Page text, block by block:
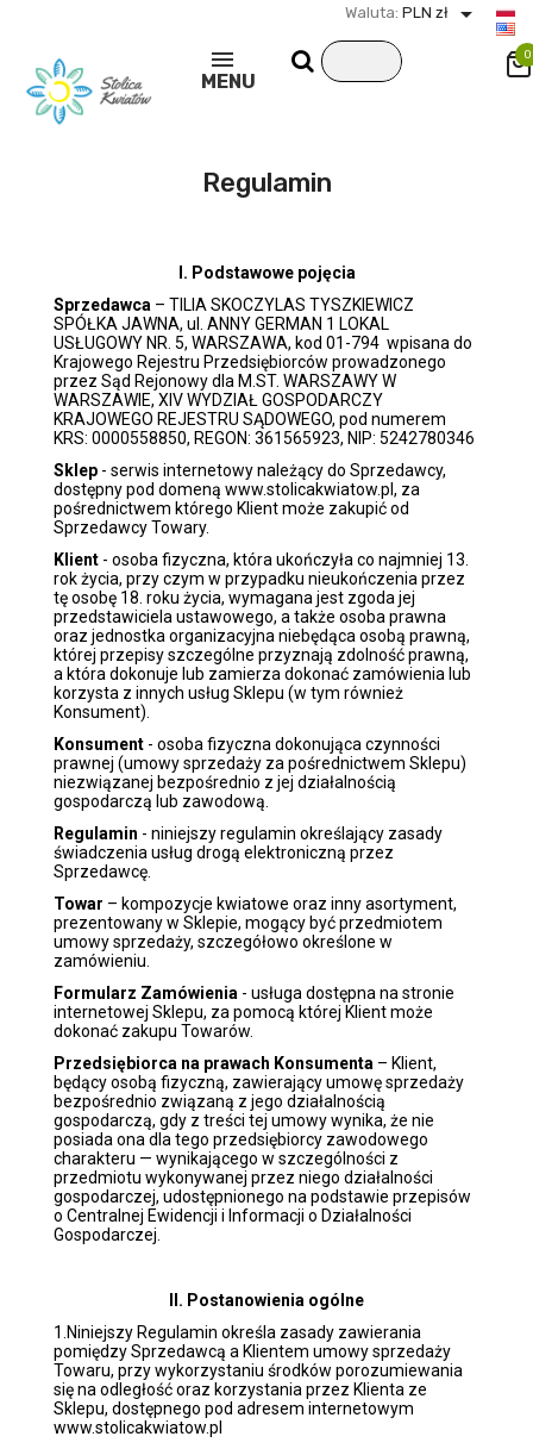
Waluta: PLN zł 
MENU
0
Regulamin
I. Podstawowe pojęcia
Sprzedawca – TILIA SKOCZYLAS TYSZKIEWICZ
SPÓŁKA JAWNA, ul. ANNY GERMAN 1 LOKAL
USŁUGOWY NR. 5, WARSZAWA, kod 01-794 wpisana do
Krajowego Rejestru Przedsiębiorców prowadzonego
przez Sąd Rejonowy dla M.ST. WARSZAWY W
WARSZAWIE, XIV WYDZIAŁ GOSPODARCZY
KRAJOWEGO REJESTRU SĄDOWEGO, pod numerem
KRS: 0000558850, REGON: 361565923, NIP: 5242780346
Sklep - serwis internetowy należący do Sprzedawcy,
dostępny pod domeną www.stolicakwiatow.pl, za
pośrednictwem którego Klient może zakupić od
Sprzedawcy Towary.
Klient - osoba fizyczna, która ukończyła co najmniej 13.
rok życia, przy czym w przypadku nieukończenia przez
tę osobę 18. roku życia, wymagana jest zgoda jej
przedstawiciela ustawowego, a także osoba prawna
oraz jednostka organizacyjna niebędąca osobą prawną,
której przepisy szczególne przyznają zdolność prawną,
a która dokonuje lub zamierza dokonać zamówienia lub
korzysta z innych usług Sklepu (w tym również
Konsument).
Konsument - osoba fizyczna dokonująca czynności
prawnej (umowy sprzedaży za pośrednictwem Sklepu)
niezwiązanej bezpośrednio z jej działalnością
gospodarczą lub zawodową.
Regulamin - niniejszy regulamin określający zasady
świadczenia usług drogą elektroniczną przez
Sprzedawcę.
Towar – kompozycje kwiatowe oraz inny asortyment,
prezentowany w Sklepie, mogący być przedmiotem
umowy sprzedaży, szczegółowo określone w
zamówieniu.
Formularz Zamówienia - usługa dostępna na stronie
internetowej Sklepu, za pomocą której Klient może
dokonać zakupu Towarów.
Przedsiębiorca na prawach Konsumenta – Klient,
będący osobą fizyczną, zawierający umowę sprzedaży
bezpośrednio związaną z jego działalnością
gospodarczą, gdy z treści tej umowy wynika, że nie
posiada ona dla tego przedsiębiorcy zawodowego
charakteru — wynikającego w szczególności z
przedmiotu wykonywanej przez niego działalności
gospodarczej, udostępnionego na podstawie przepisów
o Centralnej Ewidencji i Informacji o Działalności
Gospodarczej.
II. Postanowienia ogólne
1.Niniejszy Regulamin określa zasady zawierania
pomiędzy Sprzedawcą a Klientem umowy sprzedaży
Towaru, przy wykorzystaniu środków porozumiewania
się na odległość oraz korzystania przez Klienta ze
Sklepu, dostępnego pod adresem internetowym
www.stolicakwiatow.pl